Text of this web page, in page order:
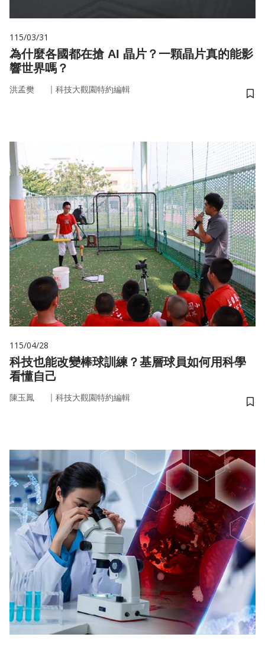
115/03/31
為什麼各國都在搶 AI 晶片？一顆晶片真的能影
響世界嗎？
洪孟樊 ｜ 科技大觀園特約編輯
儲
115/04/28
科技也能改變棒球訓練？基層球員如何用科學
看懂自己
陳玉鳳 ｜ 科技大觀園特約編輯
儲